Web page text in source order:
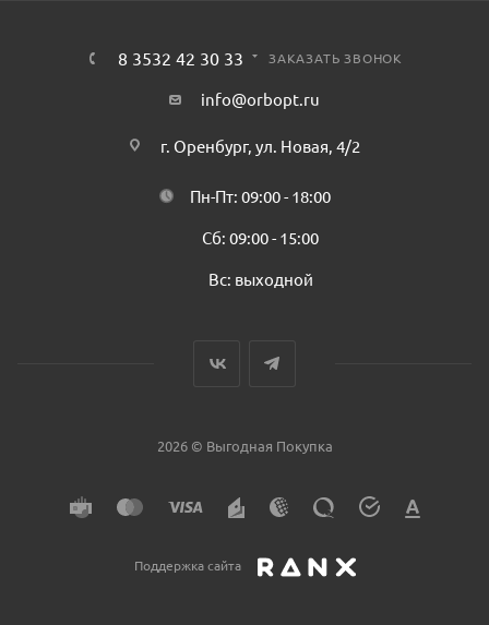
8 3532 42 30 33 ЗАКАЗАТЬ ЗВОНОК
info@orbopt.ru
г. Оренбург, ул. Новая, 4/2
Пн-Пт: 09:00 - 18:00
Сб: 09:00 - 15:00
Вс: выходной
2026 © Выгодная Покупка
Поддержка сайта